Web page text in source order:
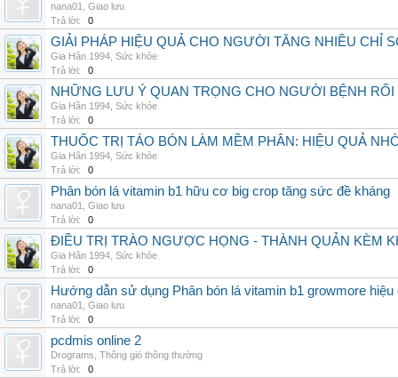
nana01
Giao lưu
Trả lời:
0
GIẢI PHÁP HIỆU QUẢ CHO NGƯỜI TĂNG NHIỀU CHỈ
Gia Hân 1994 Sức khỏe
Trả lời:
0
NHỮNG LƯU Ý QUAN TRỌNG CHO NGƯỜI BỆNH
Gia Hân 1994 Sức khỏe
Trả lời:
0
THUỐC TRỊ TÁO BÓN LÀM MỀM PHÂN: HIỆU QUẢ
Gia Hân 1994 Sức khỏe
Trả lời:
0
Phân bón lá vitamin b1 hữu cơ big crop tăng sức đề kháng
nana01
Giao lưu
Trả lời:
0
ĐIỀU TRỊ TRÀO NGƯỢC HỌNG - THÀNH QUẢN KÈM
Gia Hân 1994 Sức khỏe
Trả lời:
0
Hướng dẫn sử dụng Phân bón lá vitamin b1 growmore hiệu
nana01
Giao lưu
Trả lời:
0
pcdmis online 2
Drograms Thông gió thông thường
Trả lời:
0